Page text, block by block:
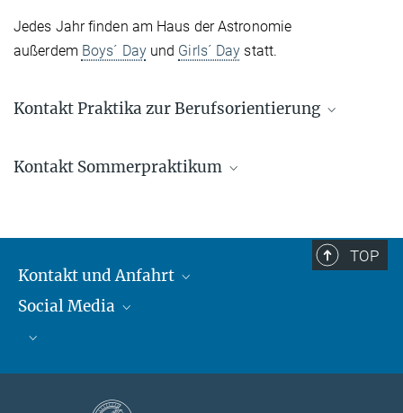
Jedes Jahr finden am Haus der Astronomie
außerdem Boys´ Dayund Girls´ Day statt.
Kontakt Praktika zur Berufsorientierung
Stellvertretende Leiterin, HdA, Stellvertretende
liefke@...
Kontakt Sommerpraktikum
internships@...
TOP
Kontakt und Anfahrt
Kontakt und Anfahrt
Social Media
Bluesky